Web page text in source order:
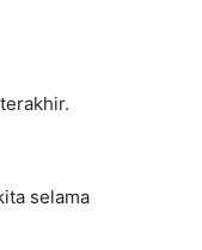
selama